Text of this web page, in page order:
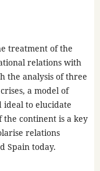
treatment of the
relations with
the analysis of three
a model of
ideal to elucidate
the continent is a key
relations
Spain today.